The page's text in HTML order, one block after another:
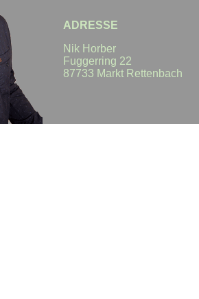
ADRESSE
Nik Horber
Fuggerring 22
87733 Markt Rettenbach